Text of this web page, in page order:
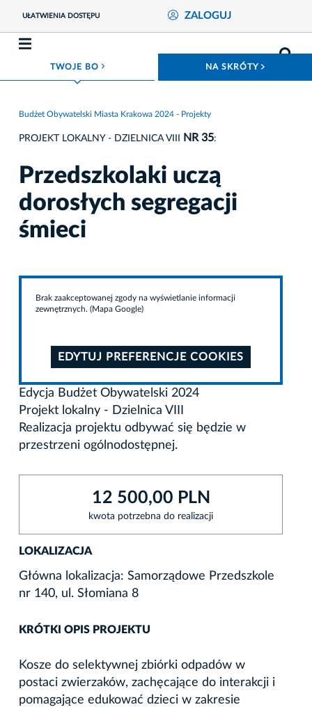
UŁATWIENIA DOSTĘPU ZALOGUJ
TWOJE BO ROZWIŃ MENU NA SKRÓTY
Budżet Obywatelski Miasta Krakowa 2024 - Projekty
PROJEKT LOKALNY - DZIELNICA VIII NR 35:
Przedszkolaki uczą
dorosłych segregacji
śmieci
Brak zaakceptowanej zgody na wyświetlanie informacji
zewnętrznych. (Mapa Google)
EDYTUJ PREFERENCJE COOKIES
Edycja Budżet Obywatelski 2024
Projekt lokalny - Dzielnica VIII
Realizacja projektu odbywać się będzie w
przestrzeni ogólnodostępnej.
12 500,00 PLN
kwota potrzebna do realizacji
LOKALIZACJA
Główna lokalizacja: Samorządowe Przedszkole
nr 140, ul. Słomiana 8
KRÓTKI OPIS PROJEKTU
Kosze do selektywnej zbiórki odpadów w
postaci zwierzaków, zachęcające do interakcji i
pomagające edukować dzieci w zakresie